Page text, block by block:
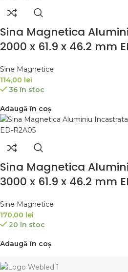
Sina Magnetica
2000 x 61.9 x 46.2 mm
Sine Magnetice
114,00 lei
36 în stoc
Adaugă în coș
Sina Magnetica
3000 x 61.9 x 46.2 mm
Sine Magnetice
170,00 lei
20 în stoc
Adaugă în coș